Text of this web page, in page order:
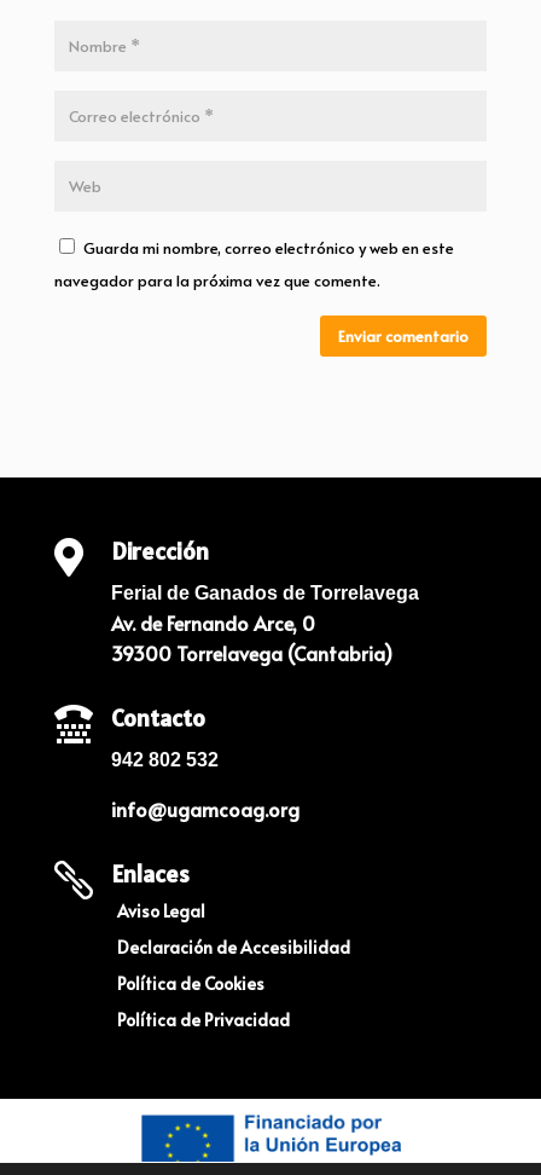
Guarda mi nombre, correo electrónico y web en este
navegador para la próxima vez que comente.
Enviar comentario
 Dirección
Ferial de Ganados de Torrelavega
Av. de Fernando Arce, 0
39300 Torrelavega (Cantabria)
 Contacto
942 802 532
info@ugamcoag.org
 Enlaces
Aviso Legal
Declaración de Accesibilidad
Política de Cookies
Política de Privacidad